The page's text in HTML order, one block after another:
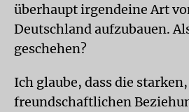
überhaupt irgendeine Art
Deutschland aufzubauen.
geschehen?
Ich glaube, dass die
freundschaftlichen